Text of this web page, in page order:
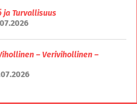
ja Turvallisuus
– Verivihollinen –